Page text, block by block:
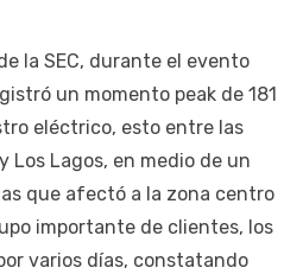
la SEC, durante el evento
un momento peak de 181
eléctrico, esto entre las
Los Lagos, en medio de un
que afectó a la zona centro
importante de clientes, los
varios días, constatando